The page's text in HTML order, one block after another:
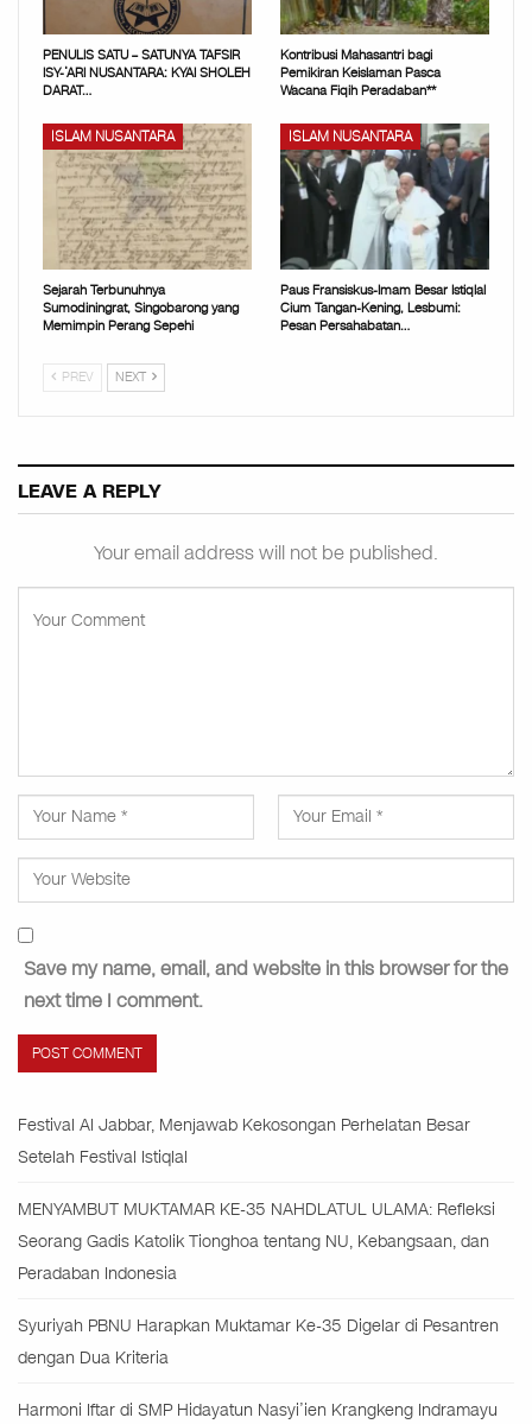
PENULIS SATU – SATUNYA TAFSIR
ISY-‘ARI NUSANTARA: KYAI SHOLEH
DARAT…
Kontribusi Mahasantri bagi
Pemikiran Keislaman Pasca
Wacana Fiqih Peradaban**
ISLAM NUSANTARA
Sejarah Terbunuhnya
Sumodiningrat, Singobarong yang
Memimpin Perang Sepehi
ISLAM NUSANTARA
Paus Fransiskus-Imam Besar Istiqlal
Cium Tangan-Kening, Lesbumi:
Pesan Persahabatan…
PREV NEXT
LEAVE A REPLY
Your email address will not be published.
Save my name, email, and website in this browser for the
next time I comment.
Festival Al Jabbar, Menjawab Kekosongan Perhelatan Besar
Setelah Festival Istiqlal
MENYAMBUT MUKTAMAR KE-35 NAHDLATUL ULAMA: Refleksi
Seorang Gadis Katolik Tionghoa tentang NU, Kebangsaan, dan
Peradaban Indonesia
Syuriyah PBNU Harapkan Muktamar Ke-35 Digelar di Pesantren
dengan Dua Kriteria
Harmoni Iftar di SMP Hidayatun Nasyi’ien Krangkeng Indramayu